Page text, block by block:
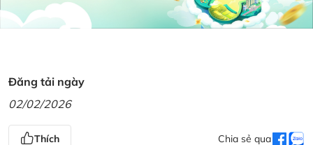
Đăng tải ngày
02/02/2026
Thích Chia sẻ qua